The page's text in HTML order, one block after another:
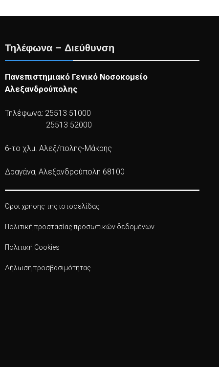
Τηλέφωνα – Διεύθυνση
Πανεπιστημιακό Γενικό Νοσοκομείο
Αλεξανδρούπολης
Τηλέφωνα: 25513 51000
25513 52000
6-το χλμ. Αλεξ/πολης-Μάκρης
Δραγάνα, Αλεξανδρούπολη 68100
Όροι χρήσης της ιστοσελίδας
Πολιτική προστασίας προσωπικών δεδομένων
Πολιτική Cookies
Δήλωση προσβασιμότητας